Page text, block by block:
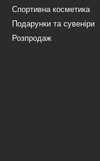
Спортивна косметика
Подарунки та сувеніри
Розпродаж